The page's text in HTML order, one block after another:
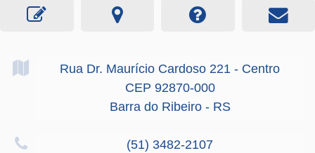
Rua Dr. Maurício Cardoso 221 - Centro
CEP 92870-000
Barra do Ribeiro - RS
(51) 3482-2107